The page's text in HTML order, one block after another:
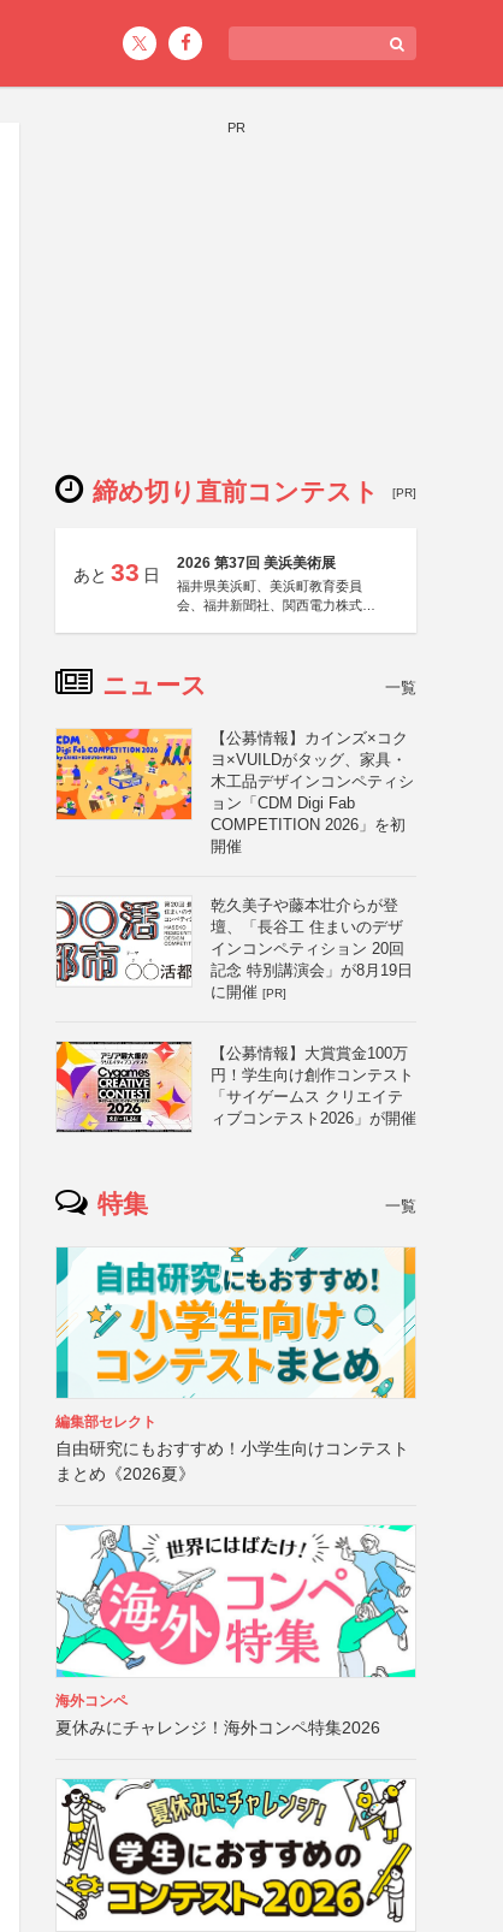
PR
締め切り直前コンテスト [PR]
あと 33 日
2026 第37回 美浜美術展
福井県美浜町、美浜町教育委員
会、福井新聞社、関西電力株式会
ニュース 一覧
【公募情報】カインズ×コク
ヨ×VUILDがタッグ、家具・
木工品デザインコンペティシ
ョン「CDM Digi Fab
COMPETITION 2026」を初
開催
乾久美子や藤本壮介らが登
壇、「長谷工 住まいのデザ
インコンペティション 20回
記念 特別講演会」が8月19日
に開催 [PR]
【公募情報】大賞賞金100万
円！学生向け創作コンテスト
「サイゲームス クリエイテ
ィブコンテスト2026」が開催
特集 一覧
編集部セレクト
自由研究にもおすすめ！小学生向けコンテスト
まとめ《2026夏》
海外コンペ
夏休みにチャレンジ！海外コンペ特集2026